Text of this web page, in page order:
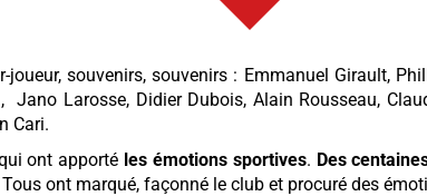
joueur, souvenirs, souvenirs : Emmanuel Girault,
Jano Larosse, Didier Dubois, Alain Rousseau,
Cari.
ont apporté les émotions sportives. Des
ont marqué, façonné le club et procuré des